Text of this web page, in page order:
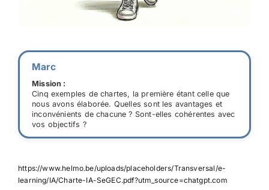
Marc
Mission :
Cinq exemples de chartes, la première étant celle que
nous avons élaborée. Quelles sont les avantages et
inconvénients de chacune ? Sont-elles cohérentes avec
vos objectifs ?
https://www.helmo.be/uploads/placeholders/Transversal/e-
learning/IA/Charte-IA-SeGEC.pdf?utm_source=chatgpt.com